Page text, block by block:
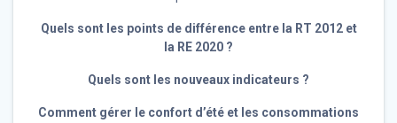
Quels sont les points de différence entre la RT 2012 et
la RE 2020 ?
Quels sont les nouveaux indicateurs ?
Comment gérer le confort d’été et les consommations